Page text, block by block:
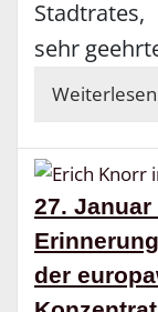
Stadtrates,
sehr
Weiterlesen
27.
der